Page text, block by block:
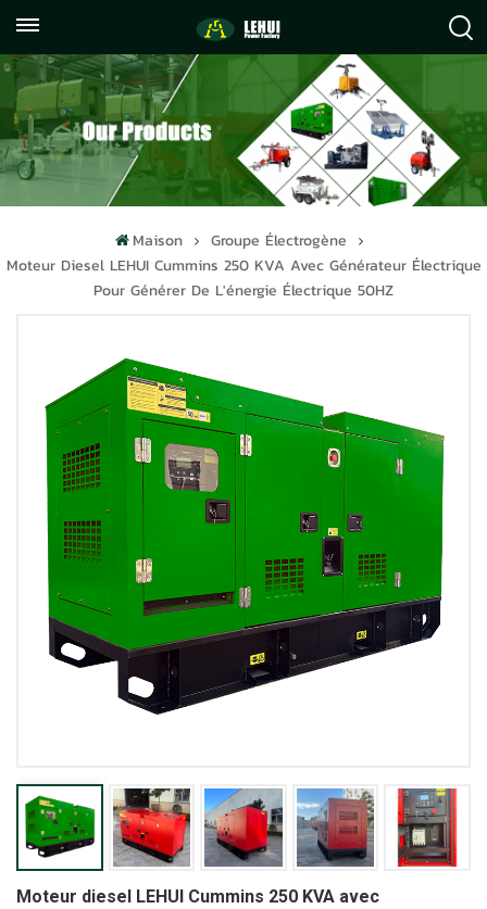
059122071372
info@lehuipowerfactory.com
Maison
Groupe Électrogène
Moteur Diesel LEHUI Cummins 250 KVA Avec Générateur Électrique
Pour Générer De L'énergie Électrique 50HZ
Moteur diesel LEHUI Cummins 250 KVA avec